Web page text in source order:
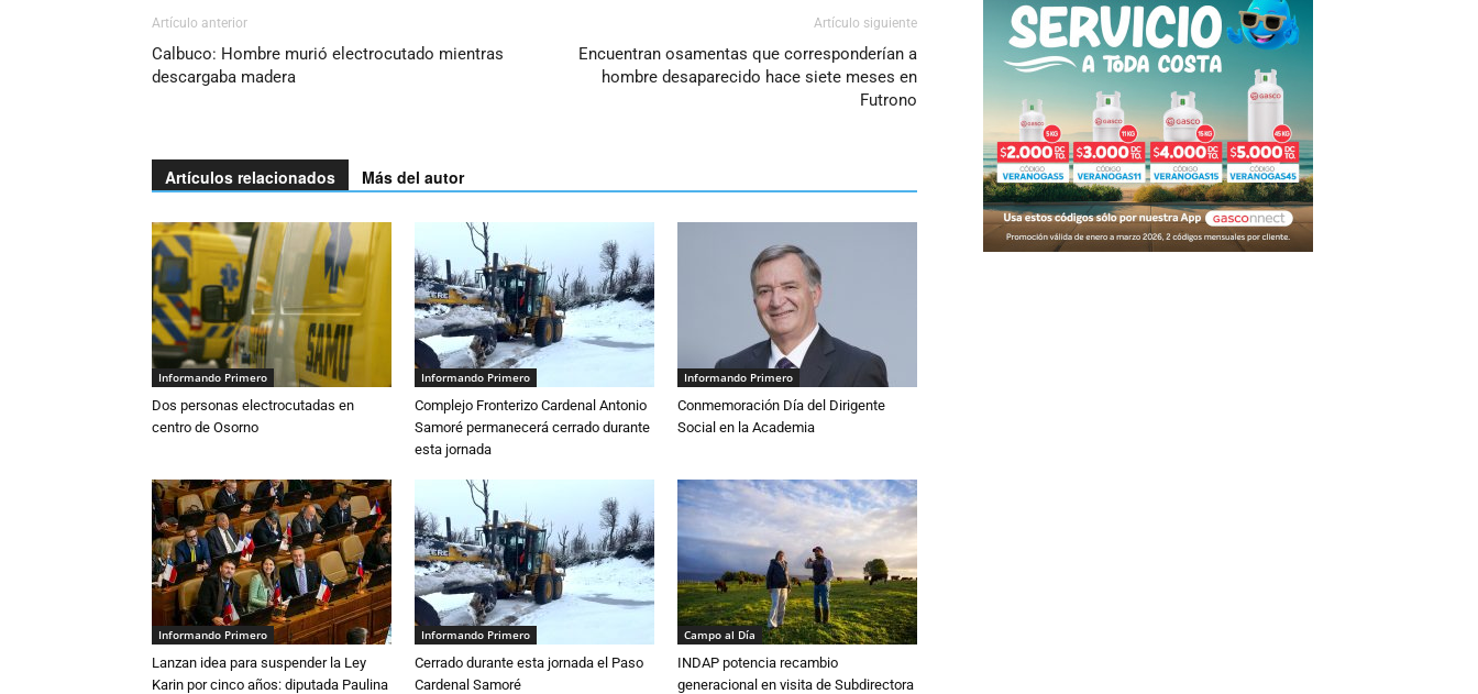
Artículo anterior
Calbuco: Hombre murió electrocutado mientras
descargaba madera
Artículo siguiente
Encuentran osamentas que corresponderían a
hombre desaparecido hace siete meses en
Futrono
Artículos relacionados Más del autor
Informando Primero
Dos personas electrocutadas en
centro de Osorno
Informando Primero
Complejo Fronterizo Cardenal Antonio
Samoré permanecerá cerrado durante
esta jornada
Informando Primero
Conmemoración Día del Dirigente
Social en la Academia
Informando Primero
Lanzan idea para suspender la Ley
Karin por cinco años: diputada Paulina
Informando Primero
Cerrado durante esta jornada el Paso
Cardenal Samoré
Campo al Día
INDAP potencia recambio
generacional en visita de Subdirectora